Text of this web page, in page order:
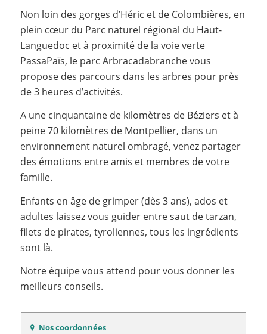
Non loin des gorges d’Héric et de Colombières, en
plein cœur du Parc naturel régional du Haut-
Languedoc et à proximité de la voie verte
PassaPaïs, le parc Arbracadabranche vous
propose des parcours dans les arbres pour près
de 3 heures d’activités.
A une cinquantaine de kilomètres de Béziers et à
peine 70 kilomètres de Montpellier, dans un
environnement naturel ombragé, venez partager
des émotions entre amis et membres de votre
famille.
Enfants en âge de grimper (dès 3 ans), ados et
adultes laissez vous guider entre saut de tarzan,
filets de pirates, tyroliennes, tous les ingrédients
sont là.
Notre équipe vous attend pour vous donner les
meilleurs conseils.
Nos coordonnées